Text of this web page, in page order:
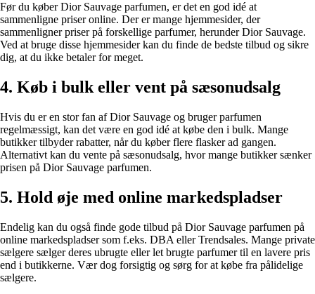
Før du køber Dior Sauvage parfumen, er det en god idé at
sammenligne priser online. Der er mange hjemmesider, der
sammenligner priser på forskellige parfumer, herunder Dior Sauvage.
Ved at bruge disse hjemmesider kan du finde de bedste tilbud og sikre
dig, at du ikke betaler for meget.
4. Køb i bulk eller vent på sæsonudsalg
Hvis du er en stor fan af Dior Sauvage og bruger parfumen
regelmæssigt, kan det være en god idé at købe den i bulk. Mange
butikker tilbyder rabatter, når du køber flere flasker ad gangen.
Alternativt kan du vente på sæsonudsalg, hvor mange butikker sænker
prisen på Dior Sauvage parfumen.
5. Hold øje med online markedspladser
Endelig kan du også finde gode tilbud på Dior Sauvage parfumen på
online markedspladser som f.eks. DBA eller Trendsales. Mange private
sælgere sælger deres ubrugte eller let brugte parfumer til en lavere pris
end i butikkerne. Vær dog forsigtig og sørg for at købe fra pålidelige
sælgere.